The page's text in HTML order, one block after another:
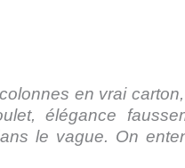
en vrai
élégance
le vague. On